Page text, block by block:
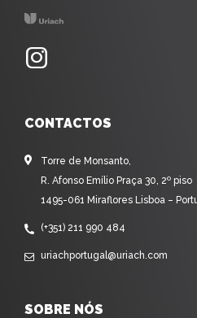
CONTACTOS
Torre de Monsanto,
R. Afonso Emílio Praça 30, 2º piso
1495-061 Miraflores Lisboa –
(+351) 211 990 484
uriachportugal@uriach.com
SOBRE NÓS